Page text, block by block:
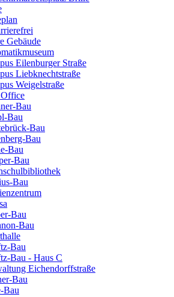
Gebäude
Eilenburger Straße
Liebknechtstraße
Weigelstraße
Bau
Bau
Bau
Bau
Bau
Bau
Bau
Bau
Bau
Bau
Bau - Haus C
Eichendorffstraße
Bau
Bau